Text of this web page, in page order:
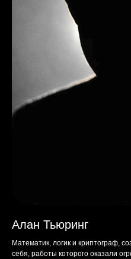
Алан Тьюринг
Математик, логик и криптограф,
себя, работы которого оказали